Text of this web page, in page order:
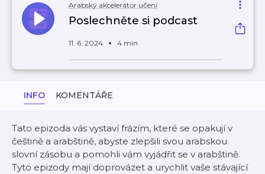
Arabský akcelerátor učení
Poslechněte si podcast
11. 6. 2024 4 min
INFO KOMENTÁŘE
Tato epizoda vás vystaví frázím, které se opakují v
češtině a arabštině, abyste zlepšili svou arabskou
slovní zásobu a pomohli vám vyjádřit se v arabštině.
Tyto epizody mají doprovázet a urychlit vaše stávající